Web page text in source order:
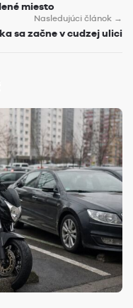
miesto
Nasledujúci článok →
sa začne v cudzej ulici